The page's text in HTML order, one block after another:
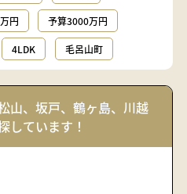
円 予算3000万円
4LDK 毛呂山町
山、坂戸、鶴ヶ島、川越
しています！